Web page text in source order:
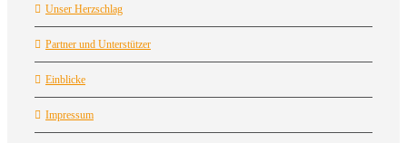
Unser Herzschlag
Partner und Unterstützer
Einblicke
Impressum